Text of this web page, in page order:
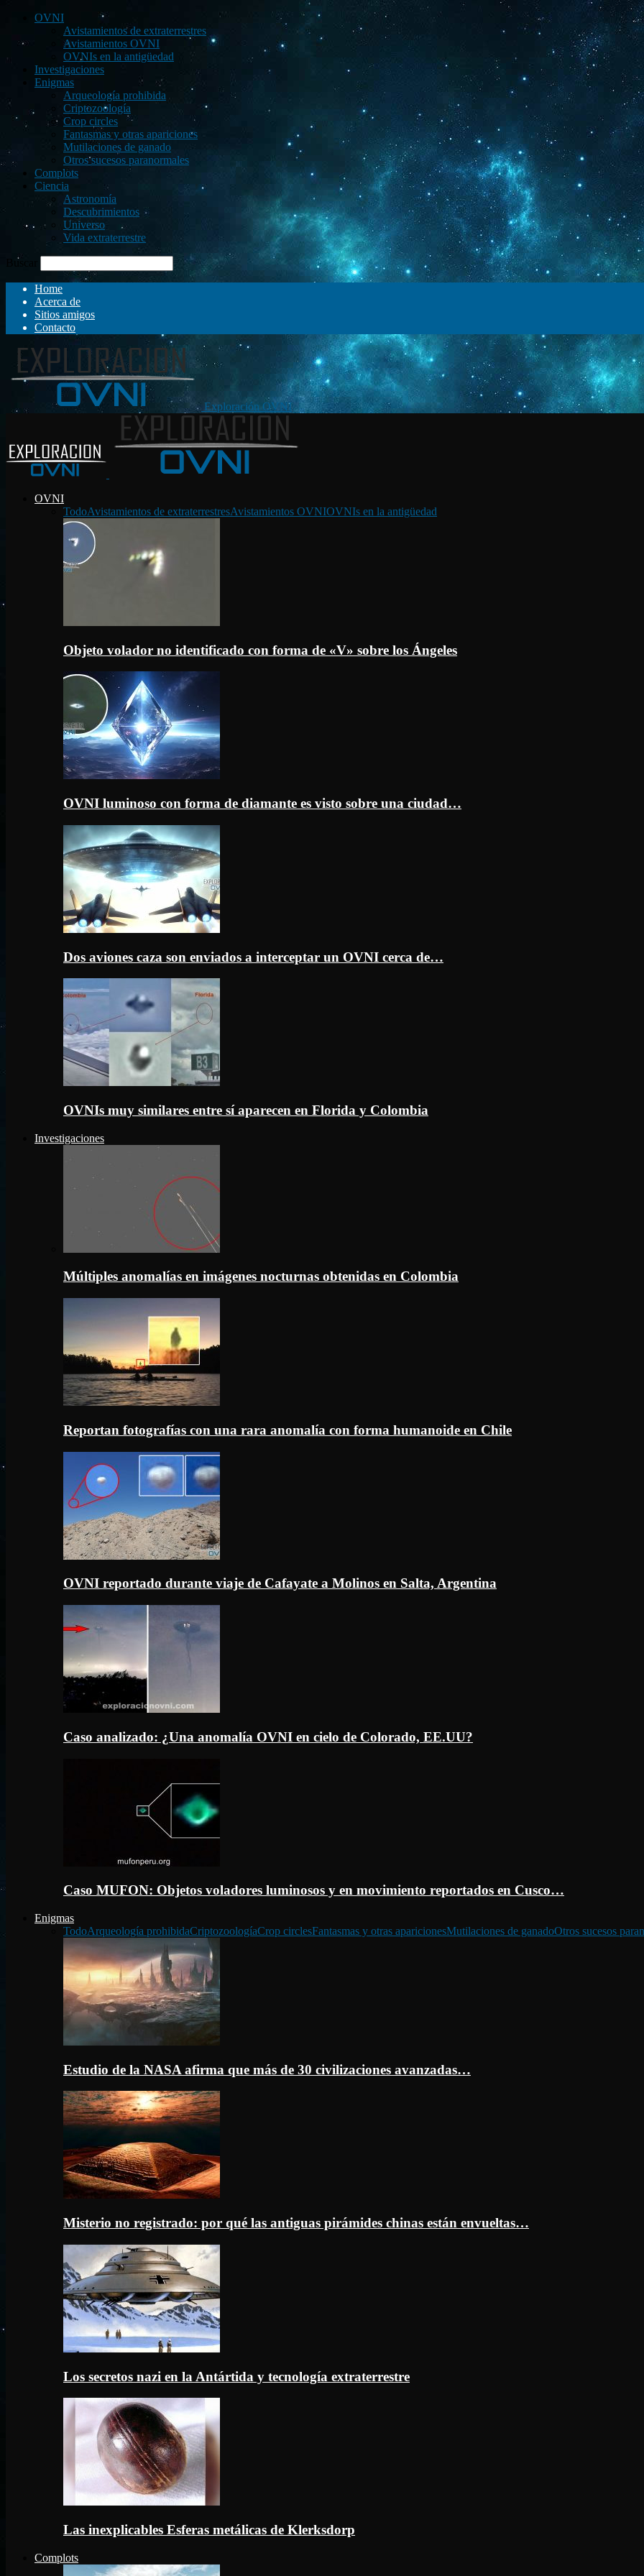
OVNI
Avistamientos de extraterrestres
Avistamientos OVNI
OVNIs en la antigüedad
Investigaciones
Enigmas
Arqueología prohibida
Criptozoología
Crop circles
Fantasmas y otras apariciones
Mutilaciones de ganado
Otros sucesos paranormales
Complots
Ciencia
Astronomía
Descubrimientos
Universo
Vida extraterrestre
Buscar
Home
Acerca de
Sitios amigos
Contacto
Exploración OVNI
OVNI
TodoAvistamientos de extraterrestresAvistamientos OVNIOVNIs en la antigüedad
Objeto volador no identificado con forma de «V» sobre los Ángeles
OVNI luminoso con forma de diamante es visto sobre una ciudad…
Dos aviones caza son enviados a interceptar un OVNI cerca de…
OVNIs muy similares entre sí aparecen en Florida y Colombia
Investigaciones
Múltiples anomalías en imágenes nocturnas obtenidas en Colombia
Reportan fotografías con una rara anomalía con forma humanoide en Chile
OVNI reportado durante viaje de Cafayate a Molinos en Salta, Argentina
Caso analizado: ¿Una anomalía OVNI en cielo de Colorado, EE.UU?
Caso MUFON: Objetos voladores luminosos y en movimiento reportados en Cusco…
Enigmas
TodoArqueología prohibidaCriptozoologíaCrop circlesFantasmas y otras aparicionesMutilaciones de ganadoOtros sucesos
Estudio de la NASA afirma que más de 30 civilizaciones avanzadas…
Misterio no registrado: por qué las antiguas pirámides chinas están envueltas…
Los secretos nazi en la Antártida y tecnología extraterrestre
Las inexplicables Esferas metálicas de Klerksdorp
Complots